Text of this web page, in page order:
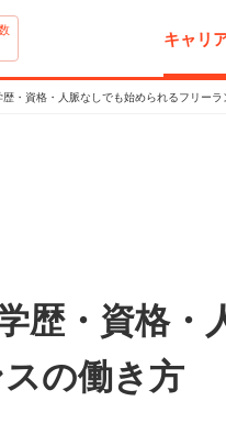
キャリ
・資格・人脈なしでも始められるフリーラ
歴・資格・
の働き方